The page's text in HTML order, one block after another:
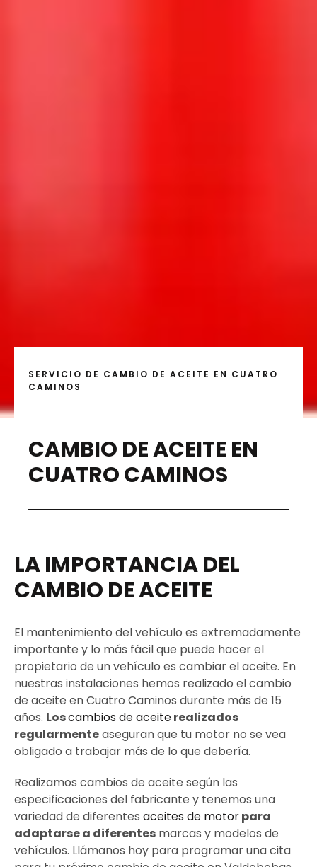
SERVICIO DE CAMBIO DE ACEITE EN CUATRO
CAMINOS
CAMBIO DE ACEITE EN
CUATRO CAMINOS
LA IMPORTANCIA DEL
CAMBIO DE ACEITE
El mantenimiento del vehículo es extremadamente
importante y lo más fácil que puede hacer el
propietario de un vehículo es cambiar el aceite. En
nuestras instalaciones hemos realizado el cambio
de aceite en Cuatro Caminos durante más de 15
años. Loscambios de aceiterealizados
regularmenteaseguran que tu motor no se vea
obligado a trabajar más de lo que debería.
Realizamos cambios de aceite según las
especificaciones del fabricante y tenemos una
variedad de diferentes aceites de motorpara
adaptarse a diferentes marcas y modelos de
vehículos. Llámanos hoy para programar una cita